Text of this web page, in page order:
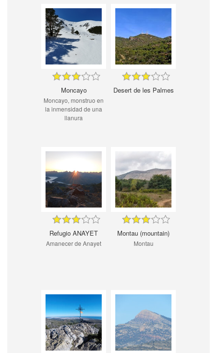
Moncayo
Moncayo, monstruo en
la inmensidad de una
llanura
Desert de les Palmes
Refugio ANAYET
Amanecer de Anayet
Montau (mountain)
Montau